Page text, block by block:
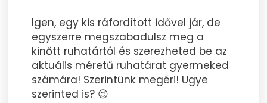
Igen, egy kis ráfordított idővel jár, de
egyszerre megszabadulsz meg a
kinőtt ruhatártól és szerezheted be az
aktuális méretű ruhatárat gyermeked
számára! Szerintünk megéri! Ugye
szerinted is? 😉